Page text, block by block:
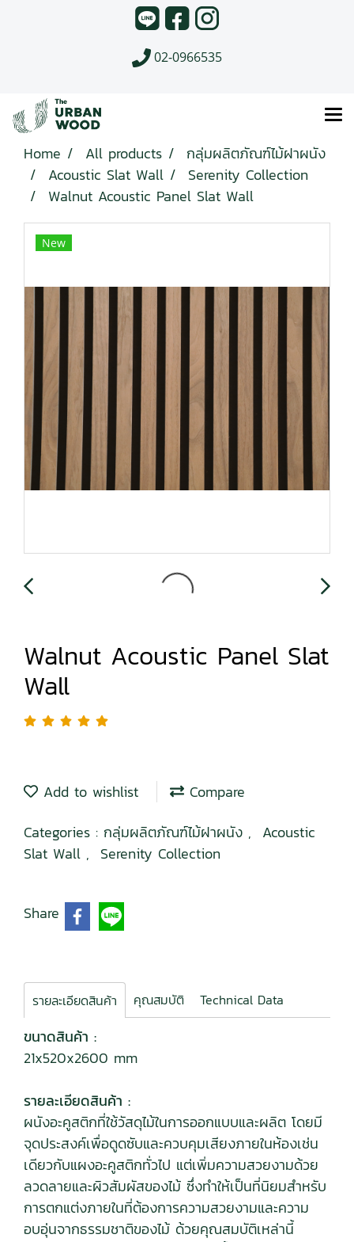
02-0966535
Home All products
กลุ่มผลิตภัณฑ์ไม้ฝาผนัง
Acoustic Slat Wall
Serenity Collection
Walnut Acoustic Panel Slat Wall
New
Walnut Acoustic Panel Slat
Wall
Add to wishlist
Compare
Categories : กลุ่มผลิตภัณฑ์ไม้ฝาผนัง , Acoustic
Slat Wall , Serenity Collection
Share
รายละเอียดสินค้า คุณสมบัติ Technical Data
ขนาดสินค้า :
21x520x2600 mm
รายละเอียดสินค้า :
ผนังอะคูสติกที่ใช้วัสดุไม้ในการออกแบบและผลิต โดยมี
จุดประสงค์เพื่อดูดซับและควบคุมเสียงภายในห้องเช่น
เดียวกับแผงอะคูสติกทั่วไป แต่เพิ่มความสวยงามด้วย
ลวดลายและผิวสัมผัสของไม้ ซึ่งทำให้เป็นที่นิยมสำหรับ
การตกแต่งภายในที่ต้องการความสวยงามและความ
อบอุ่นจากธรรมชาติของไม้ ด้วยคุณสมบัติเหล่านี้